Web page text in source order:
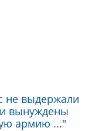
не выдержали
вынуждены
армию ..."